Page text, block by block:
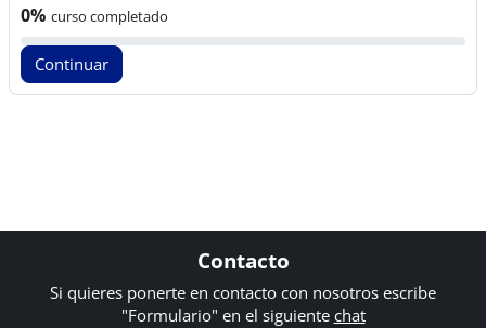
Progreso del curso:
0% curso completado
Continuar
Contacto
Si quieres ponerte en contacto con nosotros escribe
"Formulario" en el siguiente chat